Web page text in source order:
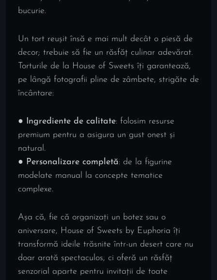
bucurie.
Un tort reușit însă e mai mult decât o piesă de
decor; trebuie să fie un răsfăț culinar adevărat.
Torturile de la House of Sweets îți garantează,
pe lângă fotografii pline de zâmbete, strigăte de
încântare:
● Ingrediente de calitate: folosim resurse
premium pentru a asigura un gust onest și
natural.
● Personalizare completă: de la figurine
modelate manual la concepte tematice
complexe.
Așa că, fie că organizați un botez sau o
aniversare, House of Sweets by Euphoria îți
transformă ideile trăsnite într-un desert care nu
doar arată spectaculos, ci oferă un răsfăț
senzorial aparte pentru invitații de toate